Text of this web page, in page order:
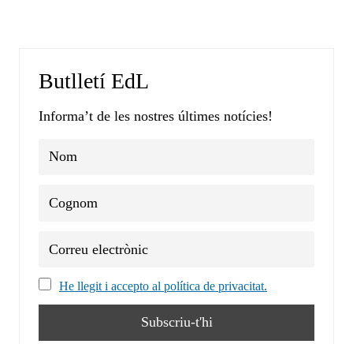
Butlletí EdL
Informa’t de les nostres últimes notícies!
He llegit i accepto al política de privacitat.